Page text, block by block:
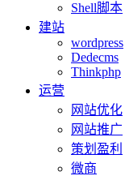
Shell脚本
建站
wordpress
Dedecms
Thinkphp
运营
网站优化
网站推广
策划盈利
微商